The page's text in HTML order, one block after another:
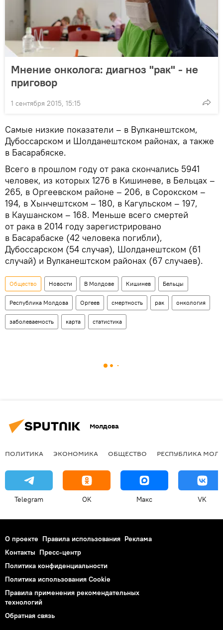
Мнение онколога: диагноз "рак" - не
приговор
1 сентября 2015, 15:15
Самые низкие показатели – в Вулканештском,
Дубоссарском и Шолданештском районах, а также
в Басарабяске.
Всего в прошлом году от рака скончались 5941
человек, из которых 1276 в Кишиневе, в Бельцах –
265, в Оргеевском районе – 206, в Сорокском –
194, в Хынчештском – 180, в Кагульском – 197,
в Каушанском – 168. Меньше всего смертей
от рака в 2014 году зарегистрировано
в Басарабаске (42 человека погибли),
Дубоссарском (54 случая), Шолданештском (61
случай) и Вулканештском районах (67 случаев).
Общество Новости В Молдове Кишинев Бельцы
Республика Молдова Оргеев смертность рак онкология
заболеваемость карта статистика
Молдова
ПОЛИТИКА ЭКОНОМИКА ОБЩЕСТВО РЕСПУБЛИКА
Telegram OK Макс VK
О проекте Правила использования Реклама
Контакты Пресс-центр
Политика конфиденциальности
Политика использования Cookie
Правила применения рекомендательных
технологий
Обратная связь